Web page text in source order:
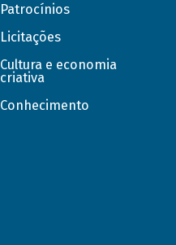
Patrocínios
Licitações
Cultura e economia
criativa
Conhecimento